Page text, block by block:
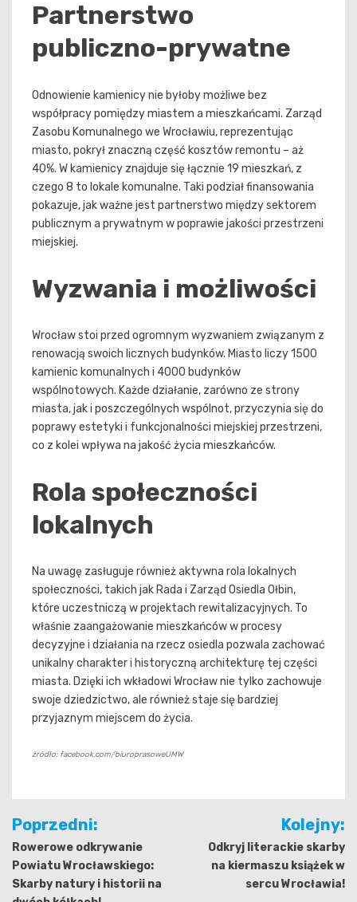
Partnerstwo
publiczno-prywatne
Odnowienie kamienicy nie byłoby możliwe bez
współpracy pomiędzy miastem a mieszkańcami. Zarząd
Zasobu Komunalnego we Wrocławiu, reprezentując
miasto, pokrył znaczną część kosztów remontu – aż
40%. W kamienicy znajduje się łącznie 19 mieszkań, z
czego 8 to lokale komunalne. Taki podział finansowania
pokazuje, jak ważne jest partnerstwo między sektorem
publicznym a prywatnym w poprawie jakości przestrzeni
miejskiej.
Wyzwania i możliwości
Wrocław stoi przed ogromnym wyzwaniem związanym z
renowacją swoich licznych budynków. Miasto liczy 1500
kamienic komunalnych i 4000 budynków
wspólnotowych. Każde działanie, zarówno ze strony
miasta, jak i poszczególnych wspólnot, przyczynia się do
poprawy estetyki i funkcjonalności miejskiej przestrzeni,
co z kolei wpływa na jakość życia mieszkańców.
Rola społeczności
lokalnych
Na uwagę zasługuje również aktywna rola lokalnych
społeczności, takich jak Rada i Zarząd Osiedla Ołbin,
które uczestniczą w projektach rewitalizacyjnych. To
właśnie zaangażowanie mieszkańców w procesy
decyzyjne i działania na rzecz osiedla pozwala zachować
unikalny charakter i historyczną architekturę tej części
miasta. Dzięki ich wkładowi Wrocław nie tylko zachowuje
swoje dziedzictwo, ale również staje się bardziej
przyjaznym miejscem do życia.
źródło: facebook.com/biuroprasoweUMW
Nawigacja
wpisu
Poprzedni:
Rowerowe odkrywanie
Powiatu Wrocławskiego:
Skarby natury i historii na
Kolejny:
Odkryj literackie skarby
na kiermaszu książek w
sercu Wrocławia!